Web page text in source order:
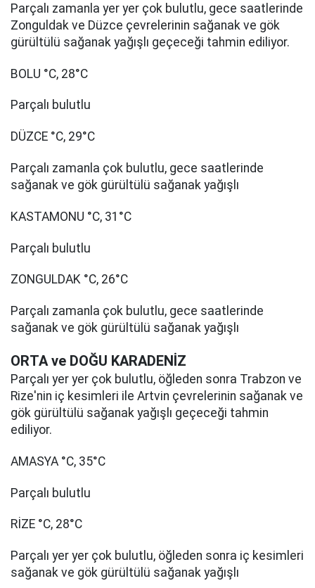
Parçalı zamanla yer yer çok bulutlu, gece saatlerinde
Zonguldak ve Düzce çevrelerinin sağanak ve gök
gürültülü sağanak yağışlı geçeceği tahmin ediliyor.
BOLU °C, 28°C
Parçalı bulutlu
DÜZCE °C, 29°C
Parçalı zamanla çok bulutlu, gece saatlerinde
sağanak ve gök gürültülü sağanak yağışlı
KASTAMONU °C, 31°C
Parçalı bulutlu
ZONGULDAK °C, 26°C
Parçalı zamanla çok bulutlu, gece saatlerinde
sağanak ve gök gürültülü sağanak yağışlı
ORTA ve DOĞU KARADENİZ
Parçalı yer yer çok bulutlu, öğleden sonra Trabzon ve
Rize'nin iç kesimleri ile Artvin çevrelerinin sağanak ve
gök gürültülü sağanak yağışlı geçeceği tahmin
ediliyor.
AMASYA °C, 35°C
Parçalı bulutlu
RİZE °C, 28°C
Parçalı yer yer çok bulutlu, öğleden sonra iç kesimleri
sağanak ve gök gürültülü sağanak yağışlı